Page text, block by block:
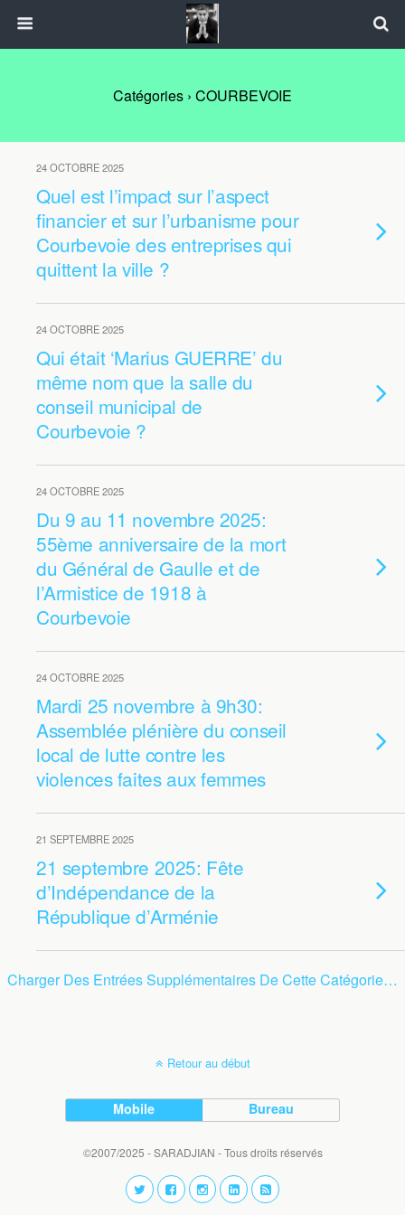
Catégories › COURBEVOIE
24 OCTOBRE 2025
Quel est l’impact sur l’aspect
financier et sur l’urbanisme pour
Courbevoie des entreprises qui
quittent la ville ?
24 OCTOBRE 2025
Qui était ‘Marius GUERRE’ du
même nom que la salle du
conseil municipal de
Courbevoie ?
24 OCTOBRE 2025
Du 9 au 11 novembre 2025:
55ème anniversaire de la mort
du Général de Gaulle et de
l’Armistice de 1918 à
Courbevoie
24 OCTOBRE 2025
Mardi 25 novembre à 9h30:
Assemblée plénière du conseil
local de lutte contre les
violences faites aux femmes
21 SEPTEMBRE 2025
21 septembre 2025: Fête
d’Indépendance de la
République d’Arménie
Charger Des Entrées Supplémentaires De Cette Catégorie…
Retour au début
Mobile Bureau
©2007/2025 - SARADJIAN - Tous droits réservés